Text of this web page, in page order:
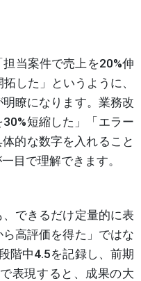
当案件で売上を20%伸
した」というように、
瞭になります。業務改
短縮した」「エラー
的な数字を入れること
目で理解できます。
できるだけ定量的に表
高評価を得た」ではな
階中4.5を記録し、前期
表現すると、成果の大